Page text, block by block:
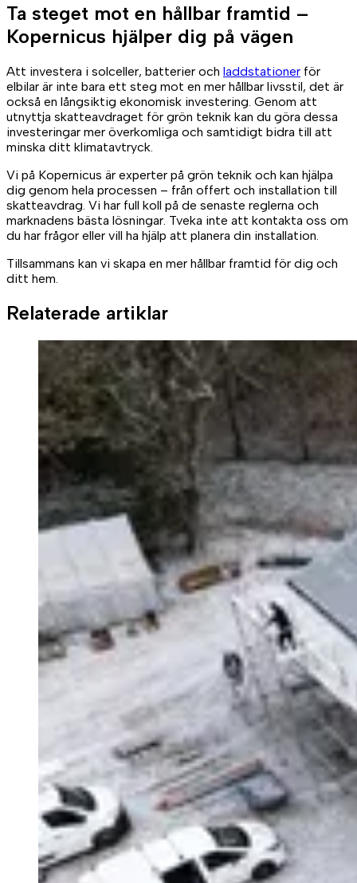
Ta steget mot en hållbar framtid –
Kopernicus hjälper dig på vägen
Att investera i solceller, batterier och laddstationer för
elbilar är inte bara ett steg mot en mer hållbar livsstil, det är
också en långsiktig ekonomisk investering. Genom att
utnyttja skatteavdraget för grön teknik kan du göra dessa
investeringar mer överkomliga och samtidigt bidra till att
minska ditt klimatavtryck.
Vi på Kopernicus är experter på grön teknik och kan hjälpa
dig genom hela processen – från offert och installation till
skatteavdrag. Vi har full koll på de senaste reglerna och
marknadens bästa lösningar. Tveka inte att kontakta oss om
du har frågor eller vill ha hjälp att planera din installation.
Tillsammans kan vi skapa en mer hållbar framtid för dig och
ditt hem.
Relaterade artiklar